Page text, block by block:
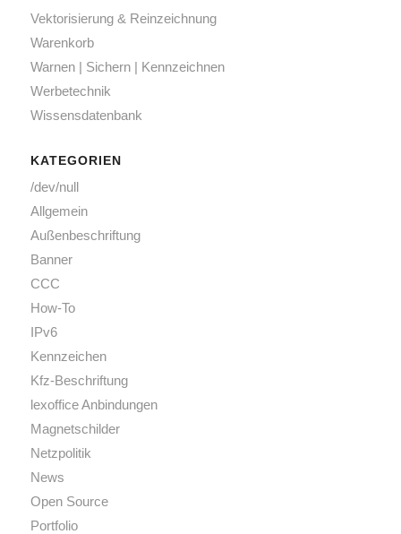
Vektorisierung & Reinzeichnung
Warenkorb
Warnen | Sichern | Kennzeichnen
Werbetechnik
Wissensdatenbank
KATEGORIEN
/dev/null
Allgemein
Außenbeschriftung
Banner
CCC
How-To
IPv6
Kennzeichen
Kfz-Beschriftung
lexoffice Anbindungen
Magnetschilder
Netzpolitik
News
Open Source
Portfolio